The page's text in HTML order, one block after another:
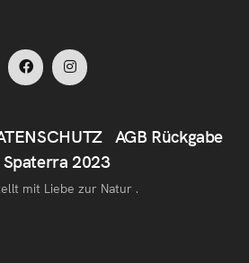
AGB Rückgabe
2023
mit Liebe zur Natur .